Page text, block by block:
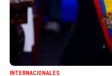
INTERNACIONALES